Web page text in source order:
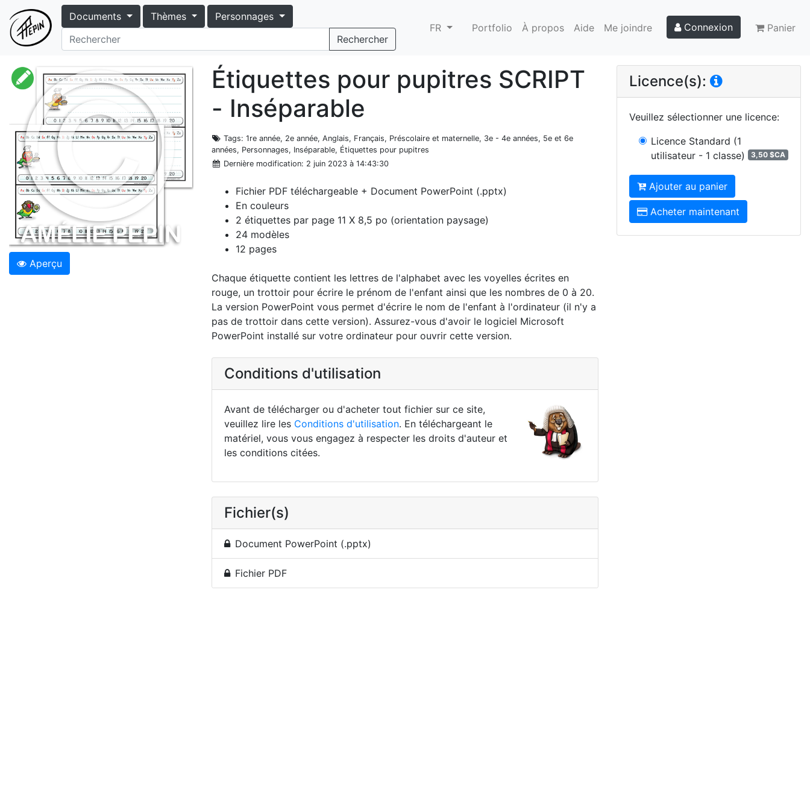
Documents Thèmes
Personnages
Rechercher
FR Portfolio À propos Aide Me joindre Connexion Panier
Aperçu
Étiquettes pour pupitres SCRIPT
- Inséparable
Tags: 1re année, 2e année, Anglais, Français, Préscolaire et maternelle, 3e - 4e années, 5e et 6e
années, Personnages, Inséparable, Étiquettes pour pupitres
Dernière modification: 2 juin 2023 à 14:43:30
Fichier PDF téléchargeable + Document PowerPoint (.pptx)
En couleurs
2 étiquettes par page 11 X 8,5 po (orientation paysage)
24 modèles
12 pages
Chaque étiquette contient les lettres de l'alphabet avec les voyelles écrites en
rouge, un trottoir pour écrire le prénom de l'enfant ainsi que les nombres de 0 à 20.
La version PowerPoint vous permet d'écrire le nom de l'enfant à l'ordinateur (il n'y a
pas de trottoir dans cette version). Assurez-vous d'avoir le logiciel Microsoft
PowerPoint installé sur votre ordinateur pour ouvrir cette version.
Conditions d'utilisation
Avant de télécharger ou d'acheter tout fichier sur ce site,
veuillez lire les Conditions d'utilisation. En téléchargeant le
matériel, vous vous engagez à respecter les droits d'auteur et
les conditions citées.
Fichier(s)
Document PowerPoint (.pptx)
Fichier PDF
Licence(s):
Veuillez sélectionner une licence:
Licence Standard (1
utilisateur - 1 classe)
3,50 $CA
Ajouter au panier
Acheter maintenant